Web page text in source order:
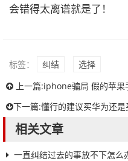
会错得太离谱就是了！
标签： 纠结
选择
上一篇:iphone骗局 假的苹果
下一篇:懂行的建议买华为还是
相关文章
一直纠结过去的事放不下怎么